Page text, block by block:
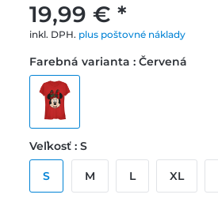
19,99 € *
inkl. DPH. plus poštovné náklady
Farebná varianta : Červená
Veľkosť : S
S M L XL